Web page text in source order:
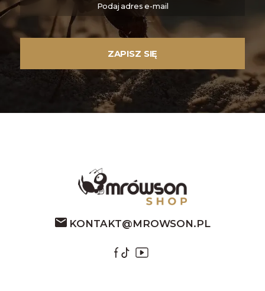
KONTAKT@MROWSON.PL